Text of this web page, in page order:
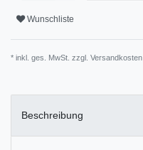
Wunschliste
* inkl. ges. MwSt. zzgl. Versandkosten
Beschreibung